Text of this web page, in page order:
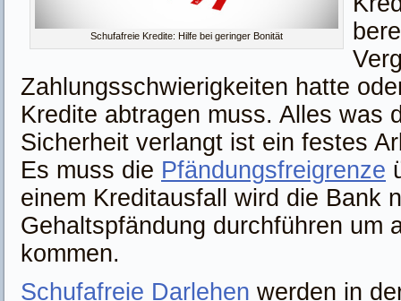
Schufafreie Kredite: Hilfe bei geringer Bonität
Zahlungsschwierigkeiten hatte
Kredite abtragen muss. Alles was
Sicherheit verlangt ist ein festes
Es muss die Pfändungsfreigrenze
einem Kreditausfall wird die Bank
Gehaltspfändung durchführen um
kommen.
Schufafreie Darlehen werden in